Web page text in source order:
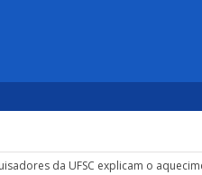
da UFSC explicam o